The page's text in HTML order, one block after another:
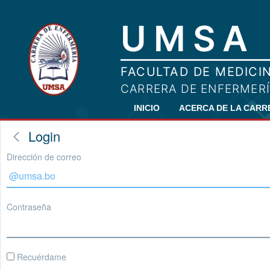
INICIO ACERCA DE LA
Login
Dirección de correo
Contraseña
Recuérdame